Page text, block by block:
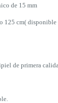
de 15 mm
125 cm(
de primera